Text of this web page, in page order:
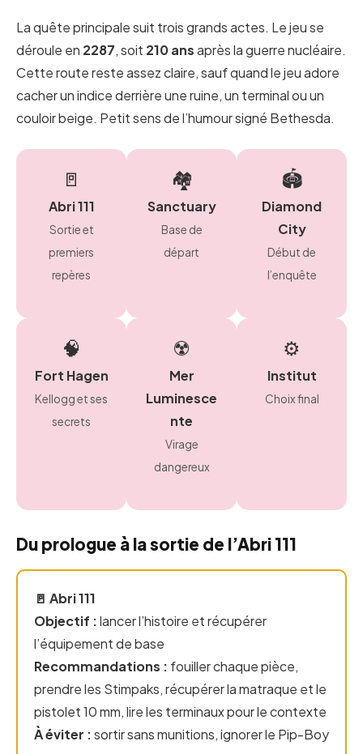
La quête principale suit trois grands actes. Le jeu se
déroule en 2287, soit 210 ansaprès la guerre nucléaire.
Cette route reste assez claire, sauf quand le jeu adore
cacher un indice derrière une ruine, un terminal ou un
couloir beige. Petit sens de l’humour signé Bethesda.
🚪
Abri 111
Sortie et
premiers
repères
🏘️
Sanctuary
Base de
départ
🏟️
Diamond
City
Début de
l’enquête
🧠
Fort Hagen
Kellogg et ses
secrets
☢️
Mer
Luminesce
nte
Virage
dangereux
⚙️
Institut
Choix final
Du prologue à la sortie de l’Abri 111
🚪 Abri 111
Objectif :lancer l’histoire et récupérer
l’équipement de base
Recommandations : fouiller chaque pièce,
prendre les Stimpaks, récupérer la matraque et le
pistolet 10 mm, lire les terminaux pour le contexte
À éviter :sortir sans munitions, ignorer le Pip-Boy